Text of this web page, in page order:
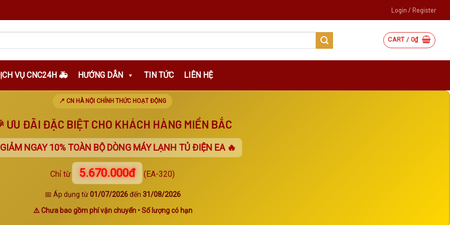
Login / Register
CART / 0₫
VỤ CNC24H 🚑 HƯỚNG DẪN TIN TỨC LIÊN HỆ
📍 CN HÀ NỘI CHÍNH THỨC HOẠT ĐỘNG
ƯU ĐÃI ĐẶC BIỆT CHO KHÁCH HÀNG MIỀN BẮC
NGAY10% TOÀN BỘ DÒNG MÁY LẠNH TỦ ĐIỆN EA 🔥
Chỉ từ 5.670.000đ (EA-320)
📅 Áp dụng từ01/07/2026đến 31/08/2026
⚠️ Chưa bao gồm phí vận chuyển • Số lượng có hạn